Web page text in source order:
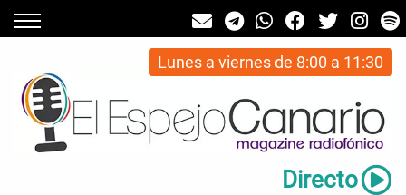
Lunes a viernes de 8:00 a 11:30
Directo